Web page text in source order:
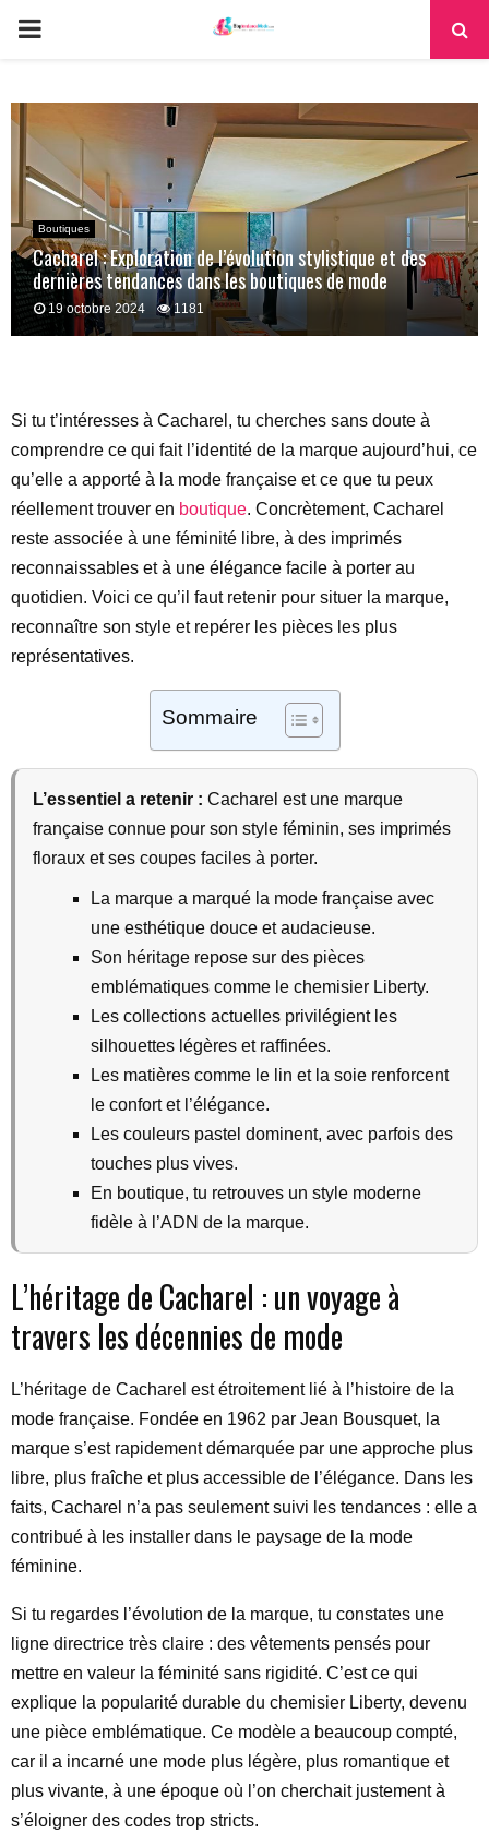
PRIMARY
Boutiques
Cacharel : Exploration de l’évolution stylistique et des
dernières tendances dans les boutiques de mode
19 octobre 2024 1181
Si tu t’intéresses à Cacharel, tu cherches sans doute à
comprendre ce qui fait l’identité de la marque aujourd’hui, ce
qu’elle a apporté à la mode française et ce que tu peux
réellement trouver en boutique. Concrètement, Cacharel
reste associée à une féminité libre, à des imprimés
reconnaissables et à une élégance facile à porter au
quotidien. Voici ce qu’il faut retenir pour situer la marque,
reconnaître son style et repérer les pièces les plus
représentatives.
Sommaire
L’essentiel a retenir : Cacharel est une marque
française connue pour son style féminin, ses imprimés
floraux et ses coupes faciles à porter.
La marque a marqué la mode française avec
une esthétique douce et audacieuse.
Son héritage repose sur des pièces
emblématiques comme le chemisier Liberty.
Les collections actuelles privilégient les
silhouettes légères et raffinées.
Les matières comme le lin et la soie renforcent
le confort et l’élégance.
Les couleurs pastel dominent, avec parfois des
touches plus vives.
En boutique, tu retrouves un style moderne
fidèle à l’ADN de la marque.
L’héritage de Cacharel : un voyage à
travers les décennies de mode
L’héritage de Cacharel est étroitement lié à l’histoire de la
mode française. Fondée en 1962 par Jean Bousquet, la
marque s’est rapidement démarquée par une approche plus
libre, plus fraîche et plus accessible de l’élégance. Dans les
faits, Cacharel n’a pas seulement suivi les tendances : elle a
contribué à les installer dans le paysage de la mode
féminine.
Si tu regardes l’évolution de la marque, tu constates une
ligne directrice très claire : des vêtements pensés pour
mettre en valeur la féminité sans rigidité. C’est ce qui
explique la popularité durable du chemisier Liberty, devenu
une pièce emblématique. Ce modèle a beaucoup compté,
car il a incarné une mode plus légère, plus romantique et
plus vivante, à une époque où l’on cherchait justement à
s’éloigner des codes trop stricts.